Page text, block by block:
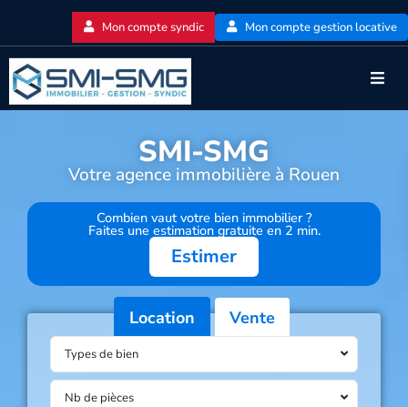
Mon compte syndic Mon compte gestion locative
SMI-SMG
Votre agence immobilière à Rouen
Combien vaut votre bien immobilier ?
Faites une estimation gratuite en 2 min.
Estimer
Location Vente
Types de bien
Nb de pièces